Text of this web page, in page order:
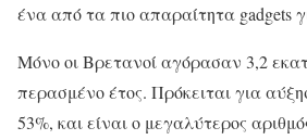
ένα από τα πιο απαραίτητα gadgets
Μόνο οι Βρετανοί αγόρασαν 3,2
περασμένο έτος. Πρόκειται για
53%, και είναι ο μεγαλύτερος